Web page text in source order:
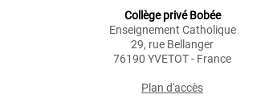
Collège privé Bobée
Enseignement Catholique
29, rue Bellanger
76190 YVETOT - France
Plan d'accès